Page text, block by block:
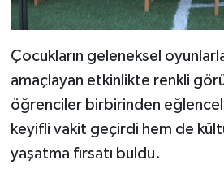
Çocukların geleneksel
amaçlayan etkinlikte renkli
öğrenciler birbirinden
keyifli vakit geçirdi hem de
yaşatma fırsatı buldu.